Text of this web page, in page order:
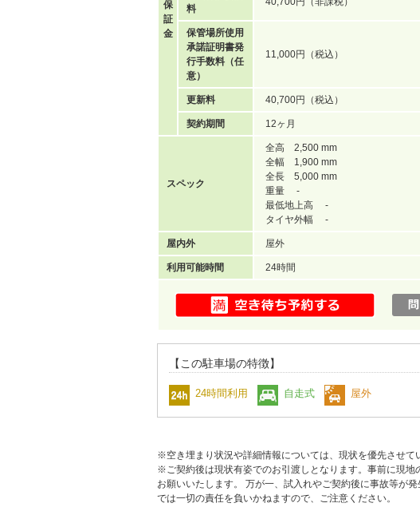
保
証
金
料
保管場所使用
承諾証明書発
行手数料（任
意）
11,000円（税込）
更新料 40,700円（税込）
契約期間 12ヶ月
スペック
全高 2,500 mm
全幅 1,900 mm
全長 5,000 mm
重量 -
最低地上高 -
タイヤ外幅 -
屋内外 屋外
利用可能時間 24時間
【この駐車場の特徴】
24時間利用 自走式 屋外
※空き埋まり状況や詳細情報については、現状を優先させて
※ご契約後は現状有姿でのお引渡しとなります。事前に現地
お願いいたします。 万が一、試入れやご契約後に事故等が
では一切の責任を負いかねますので、ご注意ください。